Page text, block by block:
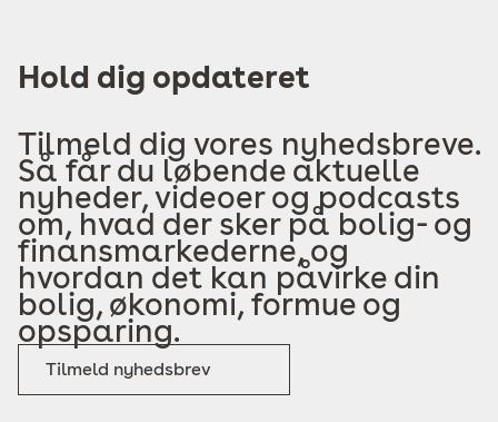
Hold dig opdateret
Tilmeld dig vores nyhedsbreve.
Så får du løbende aktuelle
nyheder, videoer og podcasts
om, hvad der sker på bolig- og
finansmarkederne, og
hvordan det kan påvirke din
bolig, økonomi, formue og
opsparing.
Tilmeld nyhedsbrev